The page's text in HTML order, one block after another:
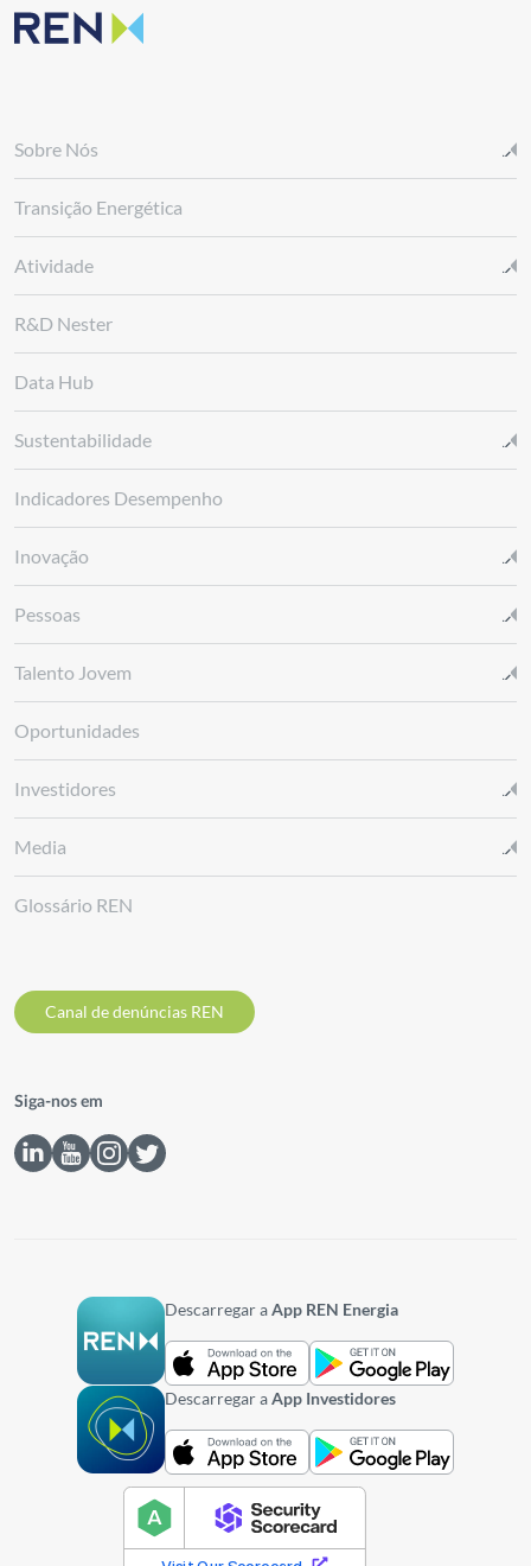
Sobre Nós
Transição Energética
Atividade
R&D Nester
Data Hub
Sustentabilidade
Indicadores Desempenho
Inovação
Pessoas
Talento Jovem
Oportunidades
Investidores
Media
Glossário REN
Canal de denúncias REN
Siga-nos em
Descarregar aApp REN Energia
Descarregar aApp Investidores